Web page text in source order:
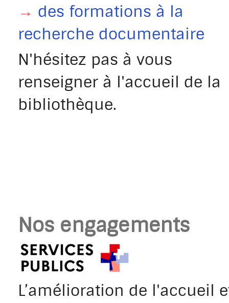
→ des formations à la
recherche documentaire
N'hésitez pas à vous
renseigner à l'accueil de la
bibliothèque.
Nos engagements
L’amélioration de l'accueil